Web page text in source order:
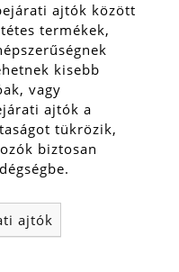
ajtók között
termékek,
kisebb
vagy
ajtók a
tükrözik,
biztosan
ajtók